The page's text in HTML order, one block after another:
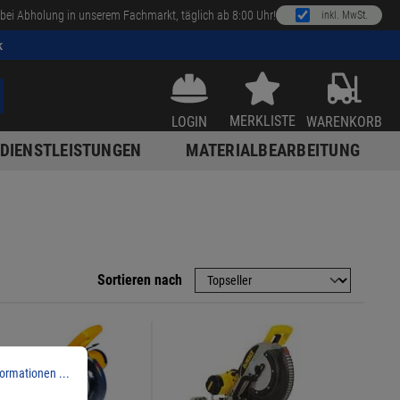
Abholung in unserem Fachmarkt, täglich ab 8:00 Uhr! inkl. MwSt.
LOGIN MERKLISTE WARENKORB
DIENSTLEISTUNGEN MATERIALBEARBEITUNG
Sortieren nach
...